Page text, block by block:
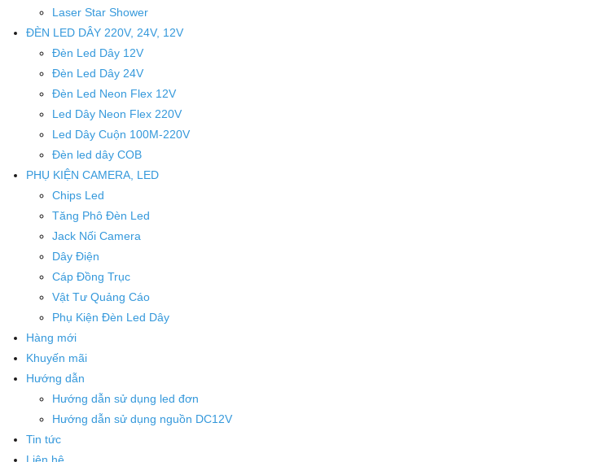
Laser Star Shower
ĐÈN LED DÂY 220V, 24V, 12V
Đèn Led Dây 12V
Đèn Led Dây 24V
Đèn Led Neon Flex 12V
Led Dây Neon Flex 220V
Led Dây Cuộn 100M-220V
Đèn led dây COB
PHỤ KIỆN CAMERA, LED
Chips Led
Tăng Phô Đèn Led
Jack Nối Camera
Dây Điện
Cáp Đồng Trục
Vật Tư Quảng Cáo
Phụ Kiện Đèn Led Dây
Hàng mới
Khuyến mãi
Hướng dẫn
Hướng dẫn sử dụng led đơn
Hướng dẫn sử dụng nguồn DC12V
Tin tức
Liên hệ